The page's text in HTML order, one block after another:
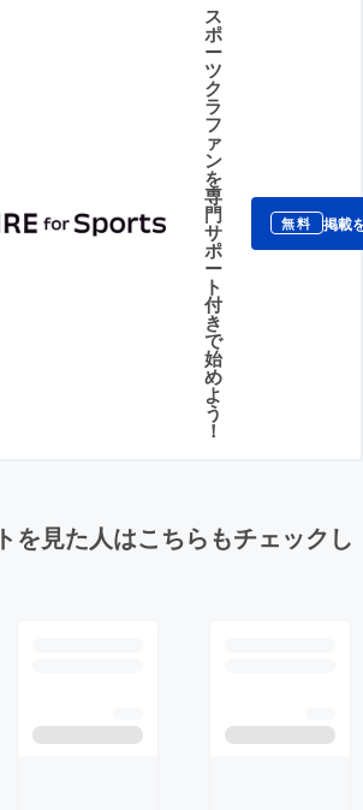
ス
ポ
ー
ツ
ク
ラ
フ
ァ
ン
を
専
門
サ
ポ
ー
ト
付
き
で
始
め
よ
う
！
無料 掲載
を見た人はこちらもチェックし